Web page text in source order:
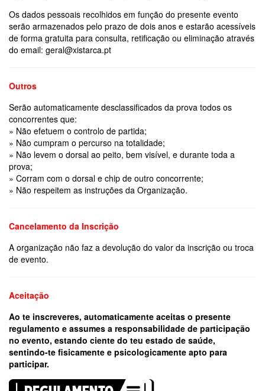
Os dados pessoais recolhidos em função do presente evento
serão armazenados pelo prazo de dois anos e estarão acessíveis
de forma gratuita para consulta, retificação ou eliminação através
do email: geral@xistarca.pt
Outros
Serão automaticamente desclassificados da prova todos os
concorrentes que:
» Não efetuem o controlo de partida;
» Não cumpram o percurso na totalidade;
» Não levem o dorsal ao peito, bem visível, e durante toda a
prova;
» Corram com o dorsal e chip de outro concorrente;
» Não respeitem as instruções da Organização.
Cancelamento da Inscrição
A organização não faz a devolução do valor da inscrição ou troca
de evento.
Aceitação
Ao te inscreveres, automaticamente aceitas o presente
regulamento e assumes a responsabilidade de participação
no evento, estando ciente do teu estado de saúde,
sentindo-te fisicamente e psicologicamente apto para
participar.